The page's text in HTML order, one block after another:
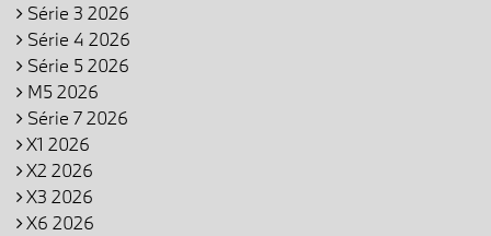
Série 3 2026
Série 4 2026
Série 5 2026
M5 2026
Série 7 2026
X1 2026
X2 2026
X3 2026
X6 2026